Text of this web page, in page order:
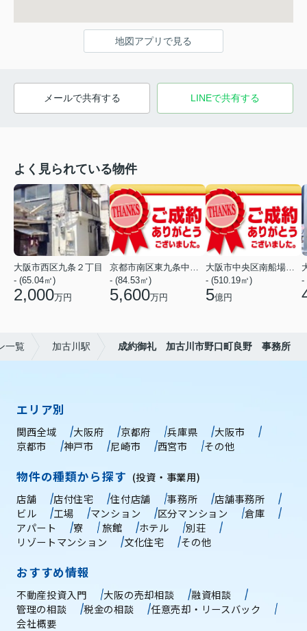
地図アプリで見る
メールで共有する LINEで共有する
よく見られている物件
大阪市西区九条２丁目
- (65.04㎡)
2,000万円
- (84.53㎡)
5,600万円
- (510.19㎡)
5億円
-
一覧 加古川駅 成約御礼 加古川市野口町良野 事務所
エリア別
関西全域 大阪府 京都府 兵庫県
大阪市
京都市
神戸市 尼崎市 西宮市 その他
物件の種類から探す (投資・事業用)
店舗
店付住宅 住付店舗 事務所
店舗事務所
ビル
工場 マンション 区分マンション
倉庫
アパート
寮 旅館 ホテル
別荘
リゾートマンション
文化住宅 その他
おすすめ情報
不動産投資入門 大阪の売却相談
融資相談
管理の相談
税金の相談
任意売却・リースバック
会社概要